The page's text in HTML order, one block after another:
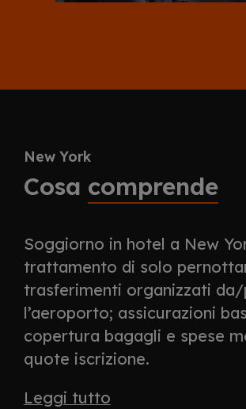
New York
Cosa comprende
Soggiorno in hotel a New
trattamento di solo
trasferimenti organizzati
l’aeroporto; assicurazioni
copertura bagagli e spese
quote iscrizione.
Leggi tutto